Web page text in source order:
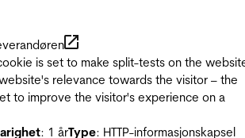
is set to make split-tests on the
relevance towards the visitor – the
to improve the visitor's experience on a
: 1 årType: HTTP-informasjonskapsel